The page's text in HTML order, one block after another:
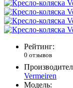
Рейтинг:
0 отзывов
Vermeiren
Модель: